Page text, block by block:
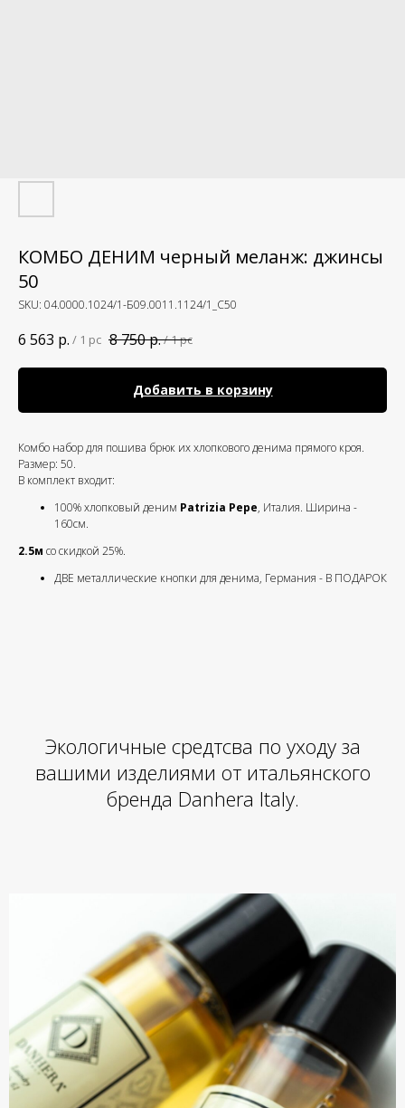
КОМБО ДЕНИМ черный меланж: джинсы
50
SKU: 04.0000.1024/1-Б09.0011.1124/1_С50
6 563 р. / 1 pc 8 750р./1 pc
Добавить в корзину
Комбо набор для пошива брюк их хлопкового денима прямого кроя.
Размер: 50.
В комплект входит:
100% хлопковый деним Patrizia Pepe, Италия. Ширина -
160см.
2.5м со скидкой 25%.
ДВЕ металлические кнопки для денима, Германия - В ПОДАРОК
Экологичные средтсва по уходу за
вашими изделиями от итальянского
бренда Danhera Italy.